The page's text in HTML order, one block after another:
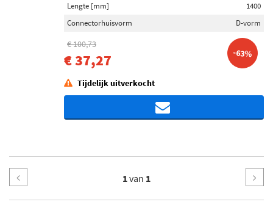
Lengte [mm]
1400
Connectorhuisvorm
D-vorm
€ 100,73
€ 37,27 -63%
Tijdelijk uitverkocht
1van 1